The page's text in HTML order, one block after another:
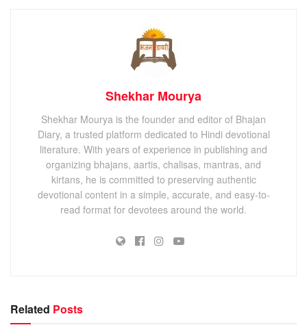
Shekhar Mourya
Shekhar Mourya is the founder and editor of Bhajan
Diary, a trusted platform dedicated to Hindi devotional
literature. With years of experience in publishing and
organizing bhajans, aartis, chalisas, mantras, and
kirtans, he is committed to preserving authentic
devotional content in a simple, accurate, and easy-to-
read format for devotees around the world.
Related Posts